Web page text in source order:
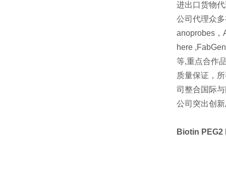
进出口货物
公司代理众
anoprobes，
here
等,重点合作
质量保证，
司整合国际
公司突出创
Biotin PEG2